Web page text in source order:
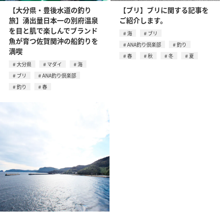
【大分県・豊後水道の釣り
旅】湧出量日本一の別府温泉
を目と肌で楽しんでブランド
魚が育つ佐賀関沖の船釣りを
満喫
大分県 マダイ
海
ブリ
ANA釣り倶楽部
釣り
春
【ブリ】ブリに関する記事を
ご紹介します。
海
ブリ
ANA釣り倶楽部
釣り
春
秋 冬 夏